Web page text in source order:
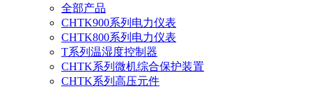
全部产品
CHTK900系列电力仪表
CHTK800系列电力仪表
T系列温湿度控制器
CHTK系列微机综合保护装置
CHTK系列高压元件